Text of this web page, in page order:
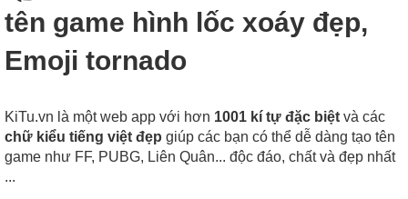
tên game hình lốc xoáy đẹp,
Emoji tornado
KiTu.vn là một web app với hơn 1001 kí tự đặc biệt và các
chữ kiểu tiếng việt đẹp giúp các bạn có thể dễ dàng tạo tên
game như FF, PUBG, Liên Quân... độc đáo, chất và đẹp nhất
...